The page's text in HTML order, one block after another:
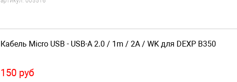
Кабель Micro USB - USB-A 2.0 / 1m / 2A / WK для DEXP B350
150 руб